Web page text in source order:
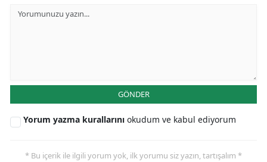
GÖNDER
Yorum yazma kurallarını okudum ve kabul ediyorum
* Bu içerik ile ilgili yorum yok, ilk yorumu siz yazın, tartışalım *